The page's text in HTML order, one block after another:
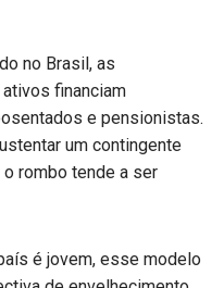
no Brasil, as
financiam
e pensionistas.
um contingente
rombo tende a ser
é jovem, esse modelo